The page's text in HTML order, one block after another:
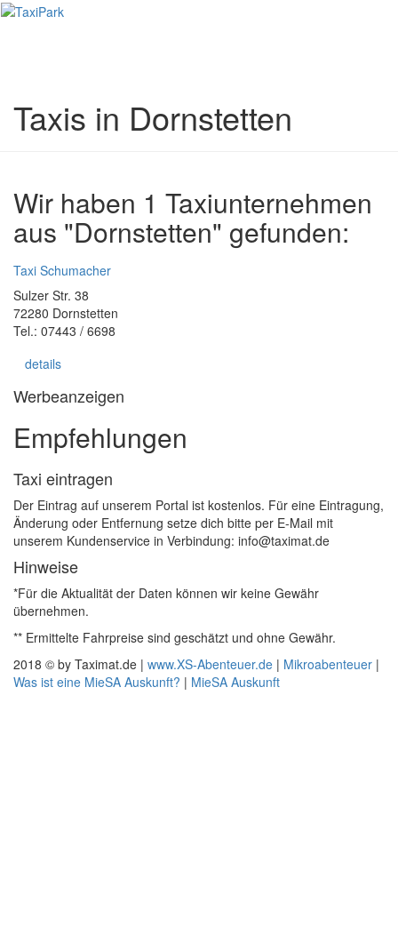
Taxis in Dornstetten
Wir haben 1 Taxiunternehmen
aus "Dornstetten" gefunden:
Taxi Schumacher
Sulzer Str. 38
72280 Dornstetten
Tel.: 07443 / 6698
details
Werbeanzeigen
Empfehlungen
Taxi eintragen
Der Eintrag auf unserem Portal ist kostenlos. Für eine Eintragung,
Änderung oder Entfernung setze dich bitte per E-Mail mit
unserem Kundenservice in Verbindung: info@taximat.de
Hinweise
*Für die Aktualität der Daten können wir keine Gewähr
übernehmen.
** Ermittelte Fahrpreise sind geschätzt und ohne Gewähr.
2018 © by Taximat.de | www.XS-Abenteuer.de | Mikroabenteuer |
Was ist eine MieSA Auskunft? | MieSA Auskunft